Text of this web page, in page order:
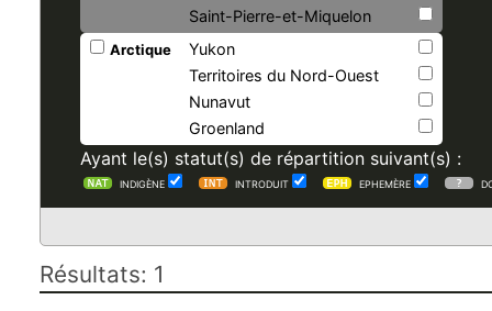
Saint-Pierre-et-Miquelon
Arctique
Yukon
Territoires du Nord-Ouest
Nunavut
Groenland
Ayant le(s) statut(s) de répartition suivant(s) :
INDIGÈNE INTRODUIT EPHEMÈRE
Résultats: 1